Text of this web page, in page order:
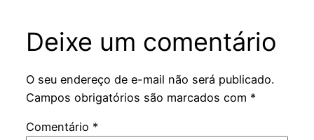
Deixe um comentário
O seu endereço de e-mail não será publicado.
Campos obrigatórios são marcados com *
Comentário *